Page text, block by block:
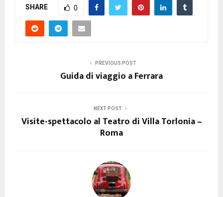
SHARE 0
PREVIOUS POST
Guida di viaggio a Ferrara
NEXT POST
Visite-spettacolo al Teatro di Villa Torlonia –
Roma